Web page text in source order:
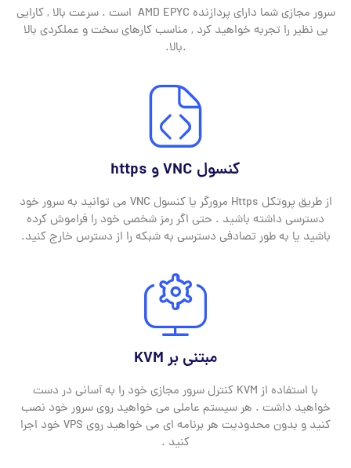
سرور مجازی شما دارای پردازنده AMD EPYC است . سرعت بالا , کارایی
بی نظیر را تجربه خواهید کرد , مناسب کارهای سخت و عملکردی بالا
.بالا.
کنسول VNC و https
از طریق پروتکل Https مرورگر یا کنسول VNC می توانید به سرور خود
دسترسی داشته باشید . حتی اگر رمز شخصی خود را فراموش کرده
باشید یا به طور تصادفی دسترسی به شبکه را از دسترس خارج کنید.
مبتنی بر KVM
با استفاده از KVM کنترل سرور مجازی خود را به آسانی در دست
خواهید داشت . هر سیستم عاملی می خواهید روی سرور خود نصب
کنید و بدون محدودیت هر برنامه ای می خواهید روی VPS خود اجرا
کنید .